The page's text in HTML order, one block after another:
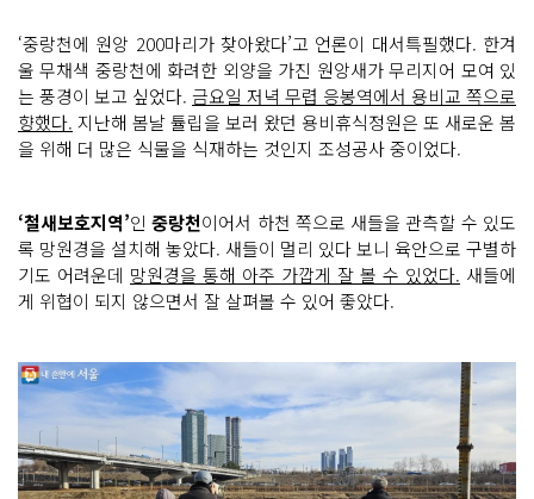
‘중랑천에 원앙 200마리가 찾아왔다’고 언론이 대서특필했다. 한겨
울 무채색 중랑천에 화려한 외양을 가진 원앙새가 무리지어 모여 있
는 풍경이 보고 싶었다. 금요일 저녁 무렵 응봉역에서 용비교 쪽으로
향했다. 지난해 봄날 튤립을 보러 왔던 용비휴식정원은 또 새로운 봄
을 위해 더 많은 식물을 식재하는 것인지 조성공사 중이었다.
‘철새보호지역’인중랑천이어서 하천 쪽으로 새들을 관측할 수 있도
록 망원경을 설치해 놓았다. 새들이 멀리 있다 보니 육안으로 구별하
기도 어려운데 망원경을 통해 아주 가깝게 잘 볼 수 있었다. 새들에
게 위협이 되지 않으면서 잘 살펴볼 수 있어 좋았다.